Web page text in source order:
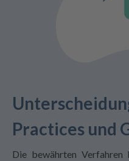
Practices und
Die bewährten Verfahren